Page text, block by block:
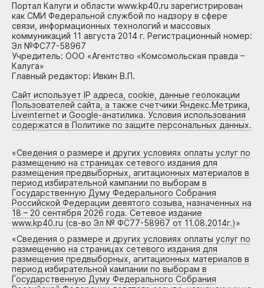
Портал Калуги и области www.kp40.ru зарегистрирован
как СМИ Федеральной службой по надзору в сфере
связи, информационных технологий и массовых
коммуникаций 11 августа 2014 г. Регистрационный номер:
Эл №ФС77-58967
Учредитель: ООО «Агентство «Комсомольская правда –
Калуга»
Главный редактор: Ивкин В.П.
Сайт использует IP адреса, cookie, данные геолокации
Пользователей сайта, а также счетчики Яндекс.Метрика,
Liveinternet и Google-анатилика. Условия использования
содержатся в Политике по защите персональных данных.
«Сведения о размере и других условиях оплаты услуг по
размещению на страницах сетевого издания для
размещения предвыборных, агитационных материалов в
период избирательной кампании по выборам в
Государственную Думу Федерального Собрания
Российской Федерации девятого созыва, назначенных на
18 – 20 сентября 2026 года. Сетевое издание
www.kp40.ru (св-во Эл № ФС77-58967 от 11.08.2014г.)»
«Сведения о размере и других условиях оплаты услуг по
размещению на страницах сетевого издания для
размещения предвыборных, агитационных материалов в
период избирательной кампании по выборам в
Государственную Думу Федерального Собрания